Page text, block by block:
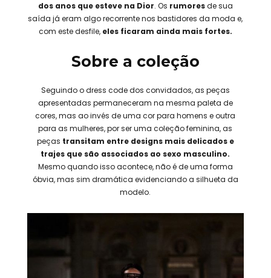
dos anos que esteve na Dior. Os rumoresde sua
saída já eram algo recorrente nos bastidores da moda e,
com este desfile, eles ficaram ainda mais fortes.
Sobre a coleção
Seguindo o dress code dos convidados, as peças
apresentadas permaneceram na mesma paleta de
cores, mas ao invés de uma cor para homens e outra
para as mulheres, por ser uma coleção feminina, as
peças transitam entre designs mais delicados e
trajes que são associados ao sexo masculino.
Mesmo quando isso acontece, não é de uma forma
óbvia, mas sim dramática evidenciando a silhueta da
modelo.